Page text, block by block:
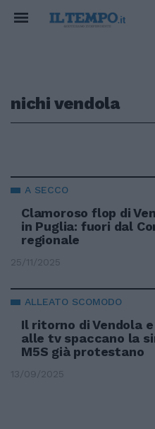
nichi vendola
A SECCO
Clamoroso flop di
in Puglia: fuori dal
regionale
25/11/2025
ALLEATO SCOMODO
Il ritorno di Vendola
alle tv spaccano la
M5S già protestano
13/09/2025